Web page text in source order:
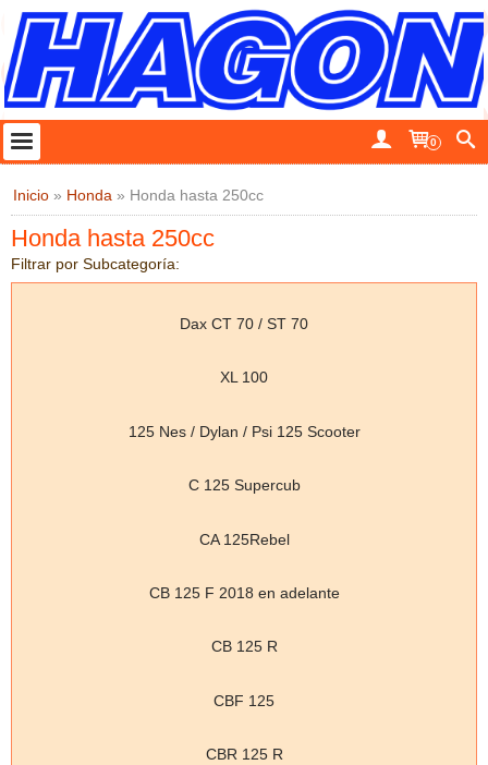
0
Inicio » Honda » Honda hasta 250cc
Honda hasta 250cc
Filtrar por Subcategoría:
Dax CT 70 / ST 70
XL 100
125 Nes / Dylan / Psi 125 Scooter
C 125 Supercub
CA 125Rebel
CB 125 F 2018 en adelante
CB 125 R
CBF 125
CBR 125 R